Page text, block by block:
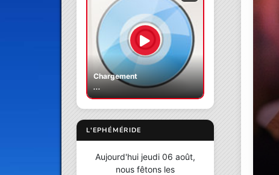
Chargement
...
L'EPHÉMÉRIDE
Aujourd'hui jeudi 06 août,
nous fêtons les